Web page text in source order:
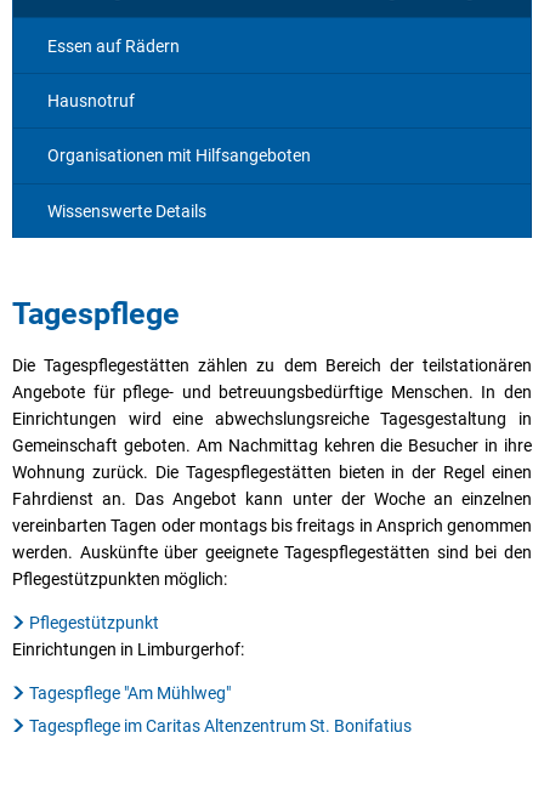
Essen auf Rädern
Hausnotruf
Organisationen mit Hilfsangeboten
Wissenswerte Details
Tagespflege
Die Tagespflegestätten zählen zu dem Bereich der teilstationären
Angebote für pflege- und betreuungsbedürftige Menschen. In den
Einrichtungen wird eine abwechslungsreiche Tagesgestaltung in
Gemeinschaft geboten. Am Nachmittag kehren die Besucher in ihre
Wohnung zurück. Die Tagespflegestätten bieten in der Regel einen
Fahrdienst an. Das Angebot kann unter der Woche an einzelnen
vereinbarten Tagen oder montags bis freitags in Ansprich genommen
werden. Auskünfte über geeignete Tagespflegestätten sind bei den
Pflegestützpunkten möglich:
Pflegestützpunkt
Einrichtungen in Limburgerhof:
Tagespflege "Am Mühlweg"
Tagespflege im Caritas Altenzentrum St. Bonifatius